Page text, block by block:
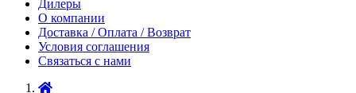
Дилеры
О компании
Доставка / Оплата / Возврат
Условия соглашения
Связаться с нами